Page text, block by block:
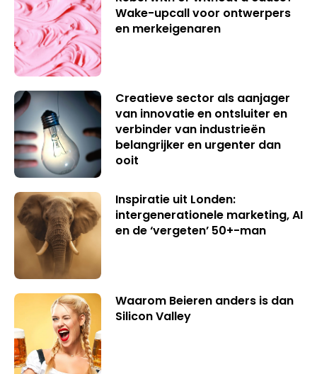
Wake-upcall voor ontwerpers
en merkeigenaren
Creatieve sector als aanjager
van innovatie en ontsluiter en
verbinder van industrieën
belangrijker en urgenter dan
ooit
Inspiratie uit Londen:
intergenerationele marketing, AI
en de ‘vergeten’ 50+-man
Waarom Beieren anders is dan
Silicon Valley